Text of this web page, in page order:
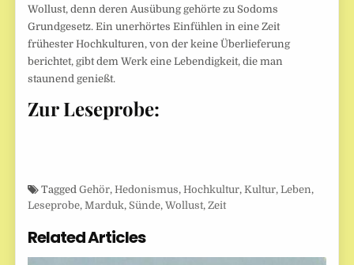
Wollust, denn deren Ausübung gehörte zu Sodoms
Grundgesetz. Ein unerhörtes Einfühlen in eine Zeit
frühester Hochkulturen, von der keine Überlieferung
berichtet, gibt dem Werk eine Lebendigkeit, die man
staunend genießt.
Zur Leseprobe:
TaggedGehör, Hedonismus, Hochkultur,Kultur,Leben,
Leseprobe, Marduk, Sünde,Wollust, Zeit
Related Articles